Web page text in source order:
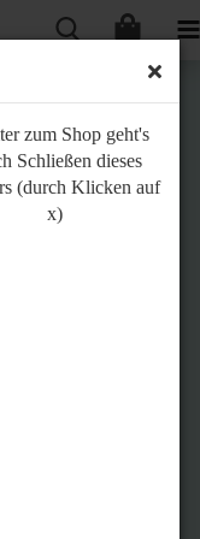
zum Shop geht's
Schließen dieses
(durch Klicken auf
x)